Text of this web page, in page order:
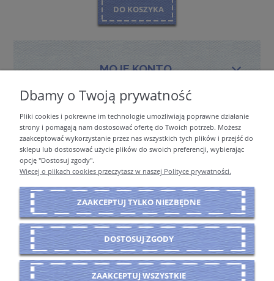
DO KOSZYKA
MOJE KONTO
PŁATNOŚCI I DOSTAWA
INFORMACJE
O NAS
POKAŻ PEŁNĄ WERSJĘ STRONY
Sklep internetowy Shoper Premium
Dbamy o Twoją prywatność
Pliki cookies i pokrewne im technologie umożliwiają poprawne działanie
strony i pomagają nam dostosować ofertę do Twoich potrzeb. Możesz
zaakceptować wykorzystanie przez nas wszystkich tych plików i przejść do
sklepu lub dostosować użycie plików do swoich preferencji, wybierając
opcję "Dostosuj zgody".
Więcej o plikach cookies przeczytasz w naszej Polityce prywatności.
ZAAKCEPTUJ TYLKO NIEZBĘDNE
DOSTOSUJ ZGODY
ZAAKCEPTUJ WSZYSTKIE